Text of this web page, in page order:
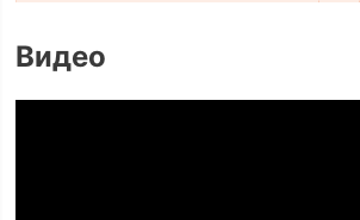
Видео